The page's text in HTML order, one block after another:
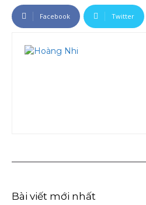
Facebook Twitter
Bài viết mới nhất